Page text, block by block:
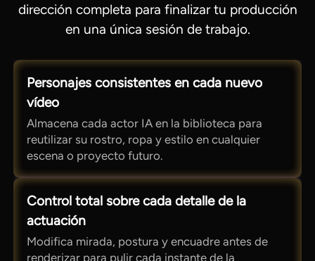
dirección completa para finalizar tu producción
en una única sesión de trabajo.
Personajes consistentes en cada nuevo
vídeo
Almacena cada actor IA en la biblioteca para
reutilizar su rostro, ropa y estilo en cualquier
escena o proyecto futuro.
Control total sobre cada detalle de la
actuación
Modifica mirada, postura y encuadre antes de
renderizar para pulir cada instante de la